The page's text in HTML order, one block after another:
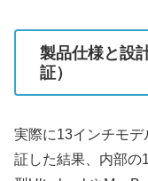
製品仕様と設
証）
実際に13インチモ
証した結果、内部の